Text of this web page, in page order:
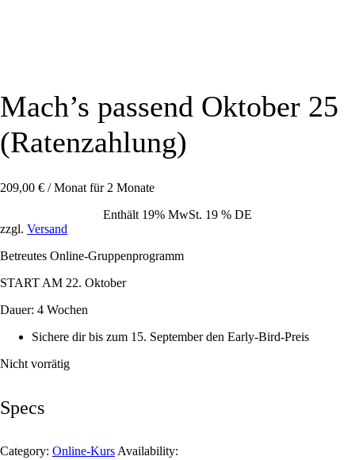
Mach’s passend Oktober 25
(Ratenzahlung)
209,00 € / Monat für 2 Monate
Enthält 19% MwSt. 19 % DE
zzgl. Versand
Betreutes Online-Gruppenprogramm
START AM 22. Oktober
Dauer: 4 Wochen
Sichere dir bis zum 15. September den Early-Bird-Preis
Nicht vorrätig
Specs
Category: Online-Kurs Availability: